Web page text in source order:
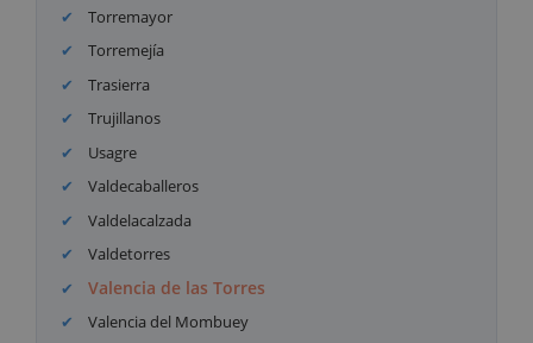
Torremayor
Torremejía
Trasierra
Trujillanos
Usagre
Valdecaballeros
Valdelacalzada
Valdetorres
Valencia de las Torres
Valencia del Mombuey